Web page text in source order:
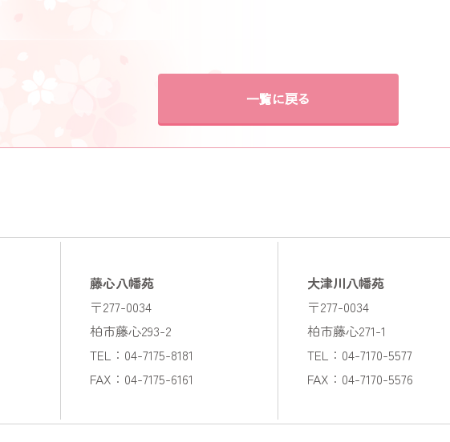
一覧に戻る
藤心八幡苑
〒277-0034
柏市藤心293-2
TEL：04-7175-8181
FAX：04-7175-6161
大津川八幡苑
〒277-0034
柏市藤心271-1
TEL：04-7170-5577
FAX：04-7170-5576